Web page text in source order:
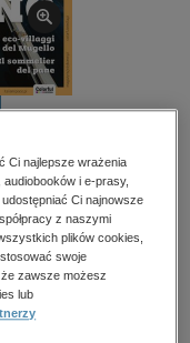
Ci najlepsze wrażenia
i e-prasy,
Ci najnowsze
z naszymi
plików cookies,
swoje
że zawsze możesz
lub